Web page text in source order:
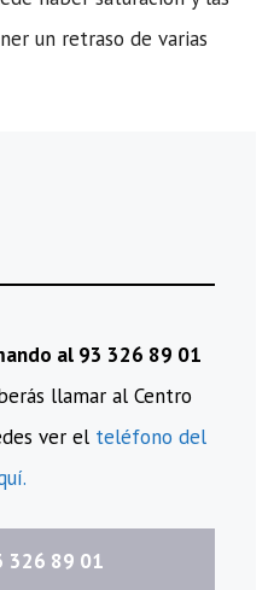
un retraso de varias
al 93 326 89 01
llamar al Centro
ver el teléfono del
326 89 01